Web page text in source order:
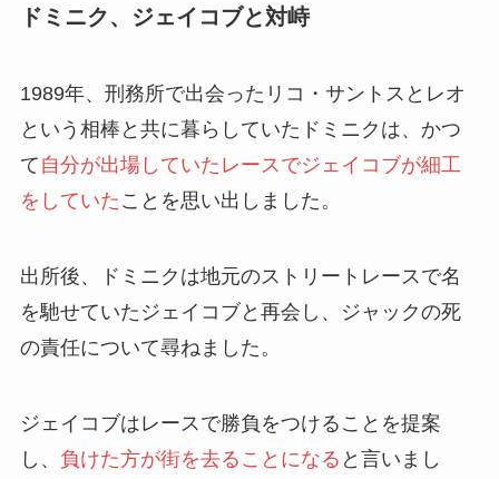
ドミニク、ジェイコブと対峙
1989年、刑務所で出会ったリコ・サントスとレオ
という相棒と共に暮らしていたドミニクは、かつ
て 自分が出場していたレースでジェイコブが細工
をしていた ことを思い出しました。
出所後、ドミニクは地元のストリートレースで名
を馳せていたジェイコブと再会し、ジャックの死
の責任について尋ねました。
ジェイコブはレースで勝負をつけることを提案
し、 負けた方が街を去ることになる と言いまし